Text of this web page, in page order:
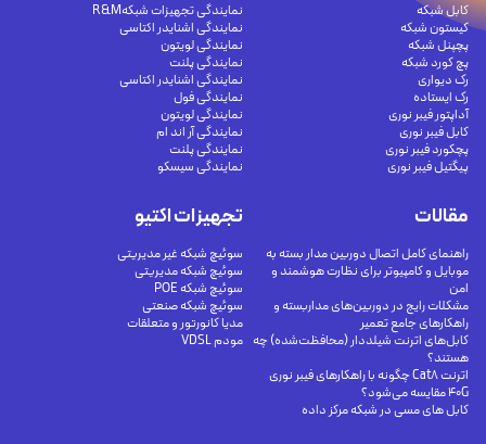
کابل شبکه
کیستون شبکه
پچپنل شبکه
پچ کورد شبکه
رک دیواری
رک ایستاده
آداپتور فیبر نوری
کابل فیبر نوری
پچکورد فیبر نوری
پیگتیل فیبر نوری
تجهیزات اکتیو
سوئیچ شبکه غیر مدیریتی
سوئیچ شبکه مدیریتی
سوئیچ شبکه POE
سوئیچ شبکه صنعتی
مدیا کانورتور و متعلقات
مودم VDSL
نمایندگی تجهیزات شبکهR&M
نمایندگی اشنایدر اکتاسی
نمایندگی لویتون
نمایندگی پلنت
نمایندگی اشنایدر اکتاسی
نمایندگی فول
نمایندگی لویتون
نمایندگی آر اند ام
نمایندگی پلنت
نمایندگی سیسکو
مقالات
راهنمای کامل اتصال دوربین مدار بسته به
موبایل و کامپیوتر برای نظارت هوشمند و
امن
مشکلات رایج در دوربین‌های مداربسته و
راهکارهای جامع تعمیر
کابل‌های اترنت شیلددار (محافظت‌شده) چه
هستند؟
اترنت Cat8 چگونه با راهکارهای فیبر نوری
40G مقایسه می‌شود؟
کابل های مسی در شبکه مرکز داده